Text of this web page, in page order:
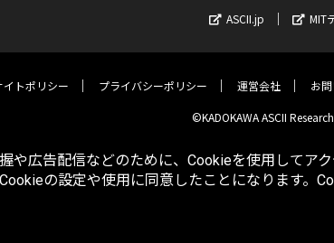
ASCII.jp
MIT
イトポリシー プライバシーポリシー 運営会社 お
©KADOKAWA ASCII
や広告配信などのために、Cookieを使用してア
の設定や使用に同意したことになります。